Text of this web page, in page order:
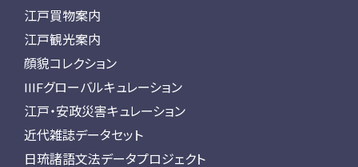
江戸買物案内
江戸観光案内
顔貌コレクション
IIIFグローバルキュレーション
江戸・安政災害キュレーション
近代雑誌データセット
日琉諸語文法データプロジェクト